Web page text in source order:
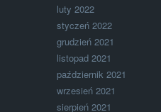
luty 2022
styczeń 2022
grudzień 2021
listopad 2021
październik 2021
wrzesień 2021
sierpień 2021